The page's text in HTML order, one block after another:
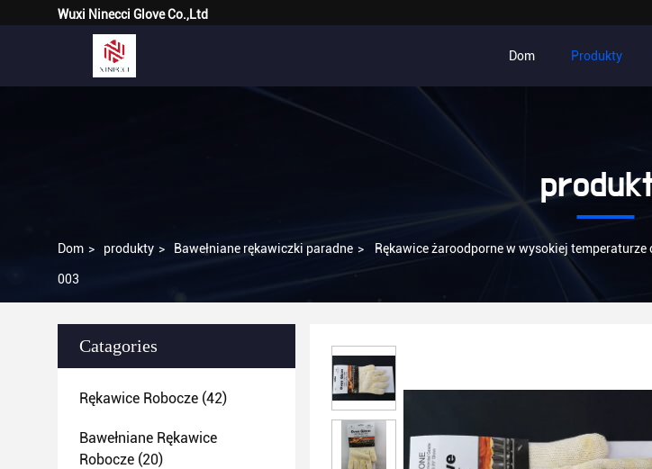
Wuxi Ninecci Glove Co.,Ltd
Dom Produkty
Dom > produkty > Bawełniane rękawiczki paradne > Rękawice żaroodporne w wysokiej
003
Catagories
Rękawice Robocze (42)
Bawełniane Rękawice
Robocze (20)